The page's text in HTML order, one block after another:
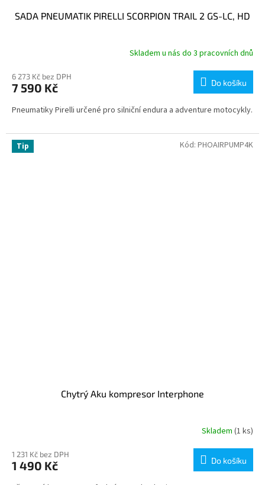
SADA PNEUMATIK PIRELLI SCORPION TRAIL 2 GS-LC, HD
Skladem u nás do 3 pracovních dnů
6 273 Kč bez DPH
7 590 Kč Do košíku
Pneumatiky Pirelli určené pro silniční endura a adventure motocykly.
Tip
Chytrý Aku kompresor Interphone
Skladem (1 ks)
1 231 Kč bez DPH
1 490 Kč Do košíku
Kód: PHOAIRPUMP4K